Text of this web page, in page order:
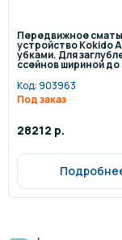
Передвижное
устройство Kokido
убками. Для
ссейнов шириной
Код:903963
Под заказ
28212 р.